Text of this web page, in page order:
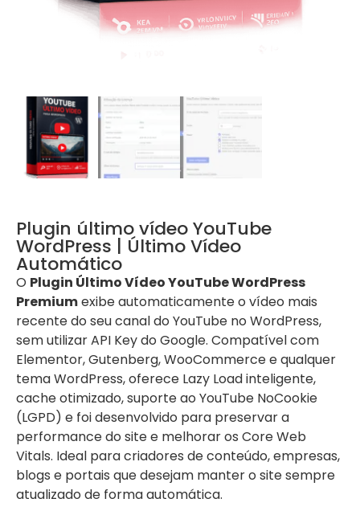
Plugin último vídeo YouTube
WordPress | Último Vídeo
Automático
O Plugin Último Vídeo YouTube WordPress
Premiumexibe automaticamente o vídeo mais
recente do seu canal do YouTube no WordPress,
sem utilizar API Key do Google. Compatível com
Elementor, Gutenberg, WooCommerce e qualquer
tema WordPress, oferece Lazy Load inteligente,
cache otimizado, suporte ao YouTube NoCookie
(LGPD) e foi desenvolvido para preservar a
performance do site e melhorar os Core Web
Vitals. Ideal para criadores de conteúdo, empresas,
blogs e portais que desejam manter o site sempre
atualizado de forma automática.